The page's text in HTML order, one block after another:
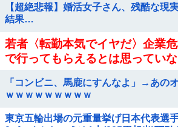
【超絶悲報】婚活女子さん、残酷な現
結果…
若者〈転勤本気でイヤだ〉企業
で行ってもらえるとは思ってい
「コンビニ、馬鹿にすんなよ」→あの
ｗｗｗｗｗｗｗｗｗ
東京五輪出場の元重量挙げ日本代表選